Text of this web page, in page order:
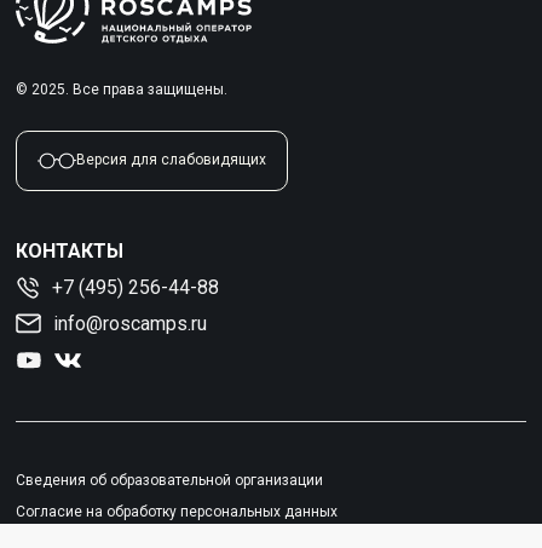
© 2025. Все права защищены.
Версия для слабовидящих
КОНТАКТЫ
+7 (495) 256-44-88
info@roscamps.ru
Сведения об образовательной организации
Согласие на обработку персональных данных